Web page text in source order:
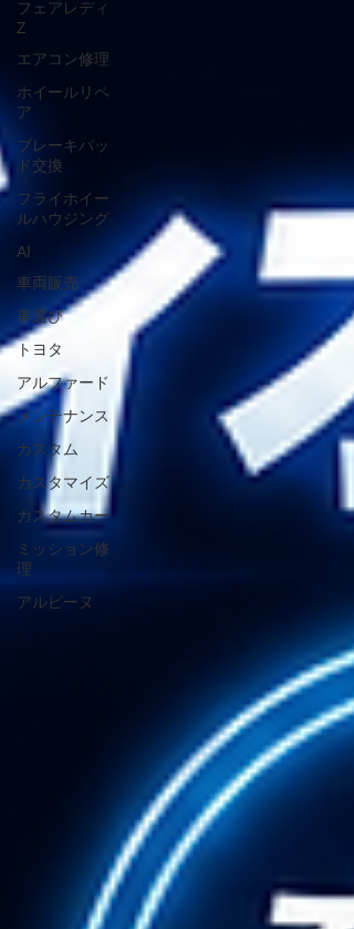
フェアレディ
Z
エアコン修理
ホイールリペ
ア
ブレーキパッ
ド交換
フライホイー
ルハウジング
AI
車両販売
車選び
トヨタ
アルファード
メンテナンス
カスタム
カスタマイズ
カスタムカー
ミッション修
理
アルピーヌ
で、安心してご検討いただけます😊 綾織ウエットカ
ボンならではの美しい質感に加え、効率的なダウン
ォースを発生させ、高速走行時の安定性向上にも貢
上となっているため、すぐに装着したい方にもおす
めです。 商品の詳細や入札につきましては、ぜひヤ
オクの商品ページをご覧ください。 ヤフオク出品ペ
ジR35 GT-R Kansaiサービス カーボンフロントカナ
ド（新品未使用） メーカー商品情報はこちらからご
いただけます。Kansaiサー